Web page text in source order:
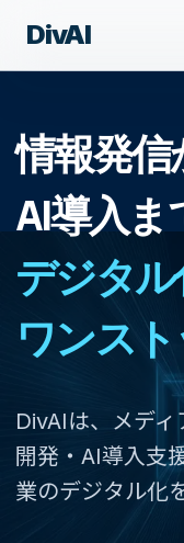
DivAI
情報発信
AI導入ま
デジタル
ワンスト
DivAIは、メデ
開発・AI導入支
業のデジタル化